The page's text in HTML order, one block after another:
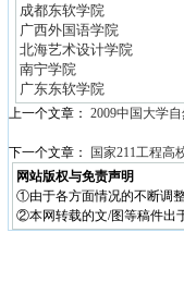
成都东软学院
广西外国语学院
北海艺术设计学院
南宁学院
广东东软学院
上一个文章： 2009中国大学
下一个文章：
国家211工程高
网站版权与免责声明
①由于各方面情况的不断调
②本网转载的文/图等稿件出